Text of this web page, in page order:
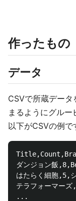
作ったもの
データ
CSVで所蔵デー
まるようにグルー
以下がCSVの例で
ダンジョン飯
はたらく細胞,5,
テラフォーマー